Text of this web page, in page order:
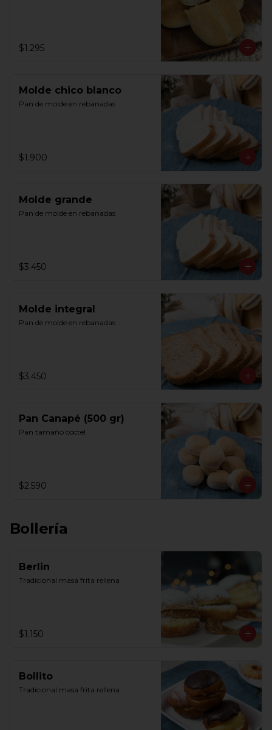
$1.295
Molde chico blanco
Pan de molde en rebanadas
$1.900
Molde grande
Pan de molde en rebanadas
$3.450
Molde integral
Pan de molde en rebanadas
$3.450
Pan Canapé (500 gr)
Pan tamaño coctel
$2.590
Bollería
Berlin
Tradicional masa frita rellena
$1.150
Bollito
Tradicional masa frita rellena